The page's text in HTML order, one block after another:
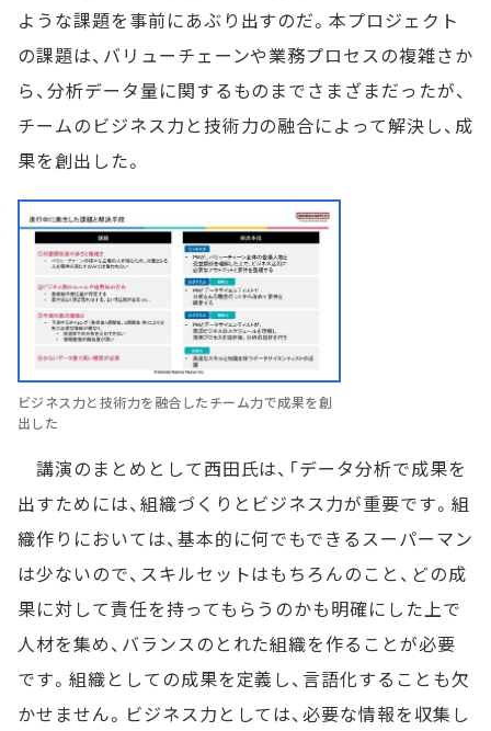
ような課題を事前にあぶり出すのだ。本プロジェクト
の課題は、バリューチェーンや業務プロセスの複雑さか
ら、分析データ量に関するものまでさまざまだったが、
チームのビジネス力と技術力の融合によって解決し、成
果を創出した。
ビジネス力と技術力を融合したチーム力で成果を創
出した
講演のまとめとして西田氏は、「データ分析で成果を
出すためには、組織づくりとビジネス力が重要です。組
織作りにおいては、基本的に何でもできるスーパーマン
は少ないので、スキルセットはもちろんのこと、どの成
果に対して責任を持ってもらうのかも明確にした上で
人材を集め、バランスのとれた組織を作ることが必要
です。組織としての成果を定義し、言語化することも欠
かせません。ビジネス力としては、必要な情報を収集し